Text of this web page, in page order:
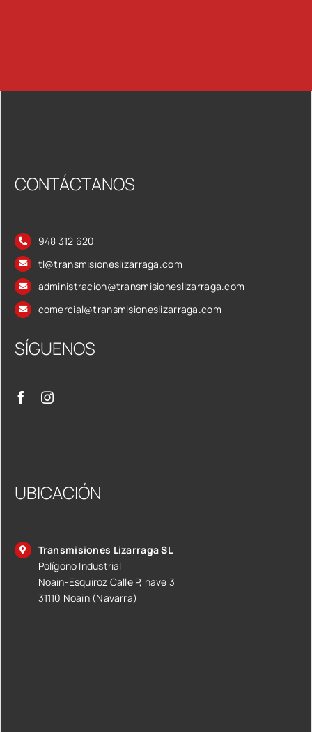
CONTÁCTANOS
948 312 620
tl@transmisioneslizarraga.com
administracion@transmisioneslizarraga.com
comercial@transmisioneslizarraga.com
SÍGUENOS
UBICACIÓN
Transmisiones Lizarraga SL
Polígono Industrial
Noain-Esquiroz Calle P, nave 3
31110 Noain (Navarra)